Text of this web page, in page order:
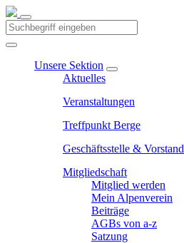
Unsere Sektion
Aktuelles
Veranstaltungen
Treffpunkt Berge
Geschäftsstelle & Vorstand
Mitgliedschaft
Mitglied werden
Mein Alpenverein
Beiträge
AGBs von a-z
Satzung